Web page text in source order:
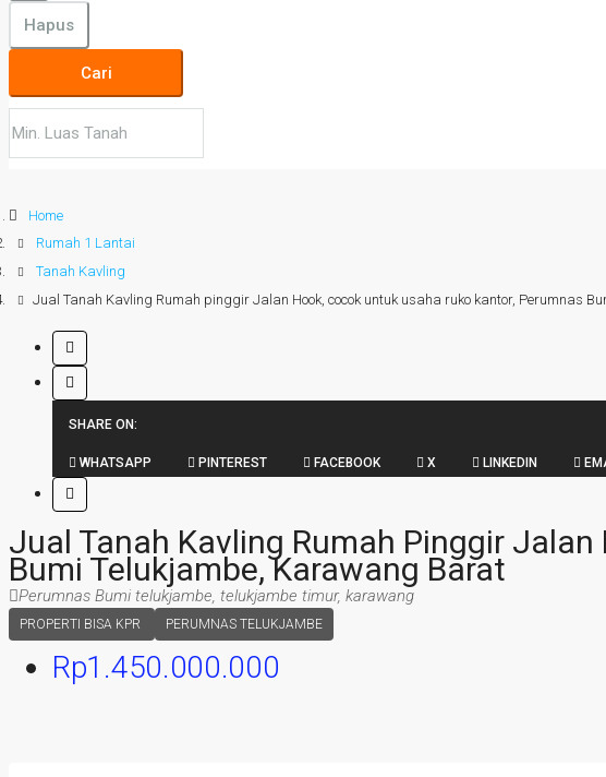
Hapus
Cari
Home
Rumah 1 Lantai
Tanah Kavling
Jual Tanah Kavling Rumah pinggir Jalan Hook, cocok untuk usaha ruko kantor, Perumnas
SHARE ON:
WHATSAPP PINTEREST FACEBOOK X LINKEDIN
Jual Tanah Kavling Rumah Pinggir
Bumi Telukjambe, Karawang Barat
Perumnas Bumi telukjambe, telukjambe timur, karawang
PROPERTI BISA KPR PERUMNAS TELUKJAMBE
Rp1.450.000.000